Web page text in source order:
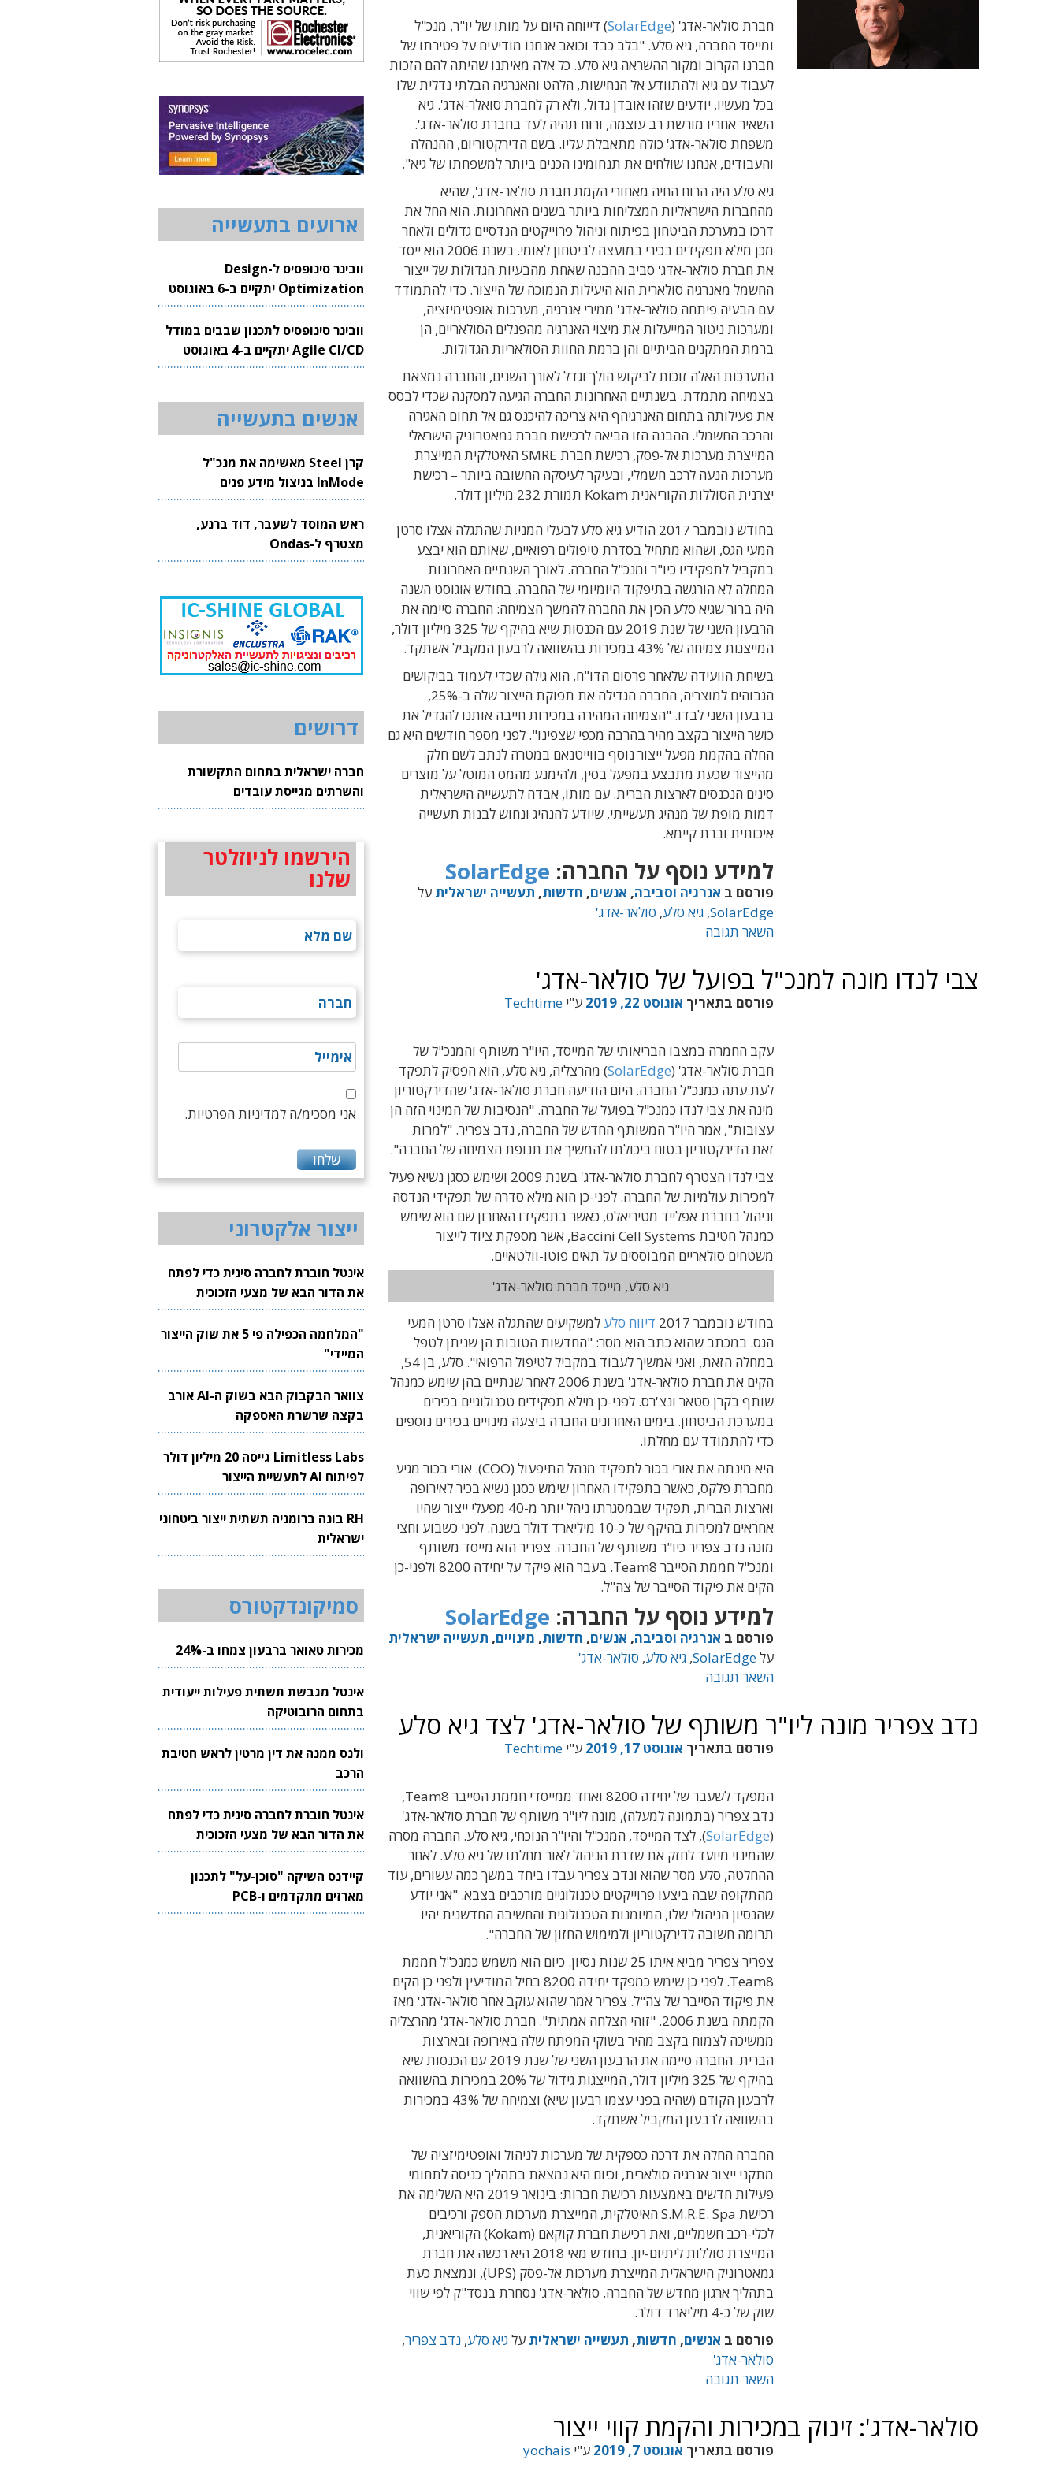
חברת סולאר-אדג' (SolarEdge) דייוחה היום על מותו של יו"ר, מנכ"ל
ומייסד החברה, גיא סלע. "בלב כבד וכואב אנחנו מודיעים על פטירתו של
חברנו הקרוב ומקור ההשראה גיא סלע. כל אלה מאיתנו שהיתה להם הזכות
לעבוד עם גיא ולהתוודע אל הנחישות, הלהט והאנרגיה הבלתי נדלית שלו
בכל מעשיו, יודעים שזהו אובדן גדול, ולא רק לחברת סואלר-אדג'. גיא
השאיר אחריו מורשת רב עוצמה, ורוח תהיה לעד בחברת סולאר-אדג'.
משפחת סולאר-אדג' כולה מתאבלת עליו. בשם הדירקטוריום, ההנהלה
והעבודים, אנחנו שולחים את תנחומינו הכנים ביותר למשפחתו של גיא".
גיא סלע היה הרוח החיה מאחורי הקמת חברת סולאר-אדג', שהיא
מהחברות הישראליות המצליחות ביותר בשנים האחרונות. הוא החל את
דרכו במערכת הביטחון בפיתוח וניהול פרוייקטים הנדסיים גדולים ולאחר
מכן מילא תפקידים בכירי במועצה לביטחון לאומי. בשנת 2006 הוא ייסד
את חברת סולאר-אדג' סביב ההבנה שאחת מהבעיות הגדולות של ייצור
החשמל מאנרגיה סולארית הוא היעילות הנמוכה של הייצור. כדי להתמודד
עם הבעיה פיתחה סולאר-אדג' ממירי אנרגיה, מערכות אופטימיזציה,
ומערכות ניטור המייעלות את מיצוי האנרגיה מהפנלים הסולאריים, הן
ברמת המתקנים הביתיים והן ברמת החוות הסולאריות הגדולות.
המערכות האלה זוכות לביקוש הולך וגדל לאורך השנים, והחברה נמצאת
בצמיחה מתמדת. בשנתיים האחרונות החברה הגיעה למסקנה שכדי לבסס
את פעילותה בתחום האנרגיהף היא צריכה להיכנס גם אל תחום האגירה
והרכב החשמלי. ההבנה הזו הביאה לרכישת חברת גמאטרוניק הישראלי
המייצרת מערכות אל-פסק, רכישת חברת SMRE האיטלקית המייצרת
מערכות הנעה לרכב חשמלי, ובעיקר לעיסקה החשובה ביותר – רכישת
יצרנית הסוללות הקוריאנית Kokam תמורת 232 מיליון דולר.
בחודש נובמבר 2017 הודיע גיא סלע לבעלי המניות שהתגלה אצלו סרטן
המעי הגס, ושהוא מתחיל בסדרת טיפולים רפואיים, שאותם הוא יבצע
במקביל לתפקידיו כיו"ר ומנכ"ל החברה. לאורך השנתיים האחרונות
המחלה לא הורגשה בתיפקוד היומיומי של החברה. בחודש אוגוסט השנה
היה ברור שגיא סלע הכין את החברה להמשך הצמיחה: החברה סיימה את
הרבעון השני של שנת 2019 עם הכנסות שיא בהיקף של 325 מיליון דולר,
המייצגות צמיחה של 43% במכירות בהשוואה לרבעון המקביל אשתקד.
בשיחת הוועידה שלאחר פרסום הדו"ח, הוא גילה שכדי לעמוד בביקושים
הגבוהים למוצריה, החברה הגדילה את תפוקת הייצור שלה ב-25%,
ברבעון השני לבדו. "הצמיחה המהירה במכירות חייבה אותנו להגדיל את
כושר הייצור בקצב מהיר בהרבה מכפי שצפינו". לפני מספר חודשים היא גם
החלה בהקמת מפעל ייצור נוסף בווייטנאם במטרה לנתב לשם חלק
מהייצור שכעת מתבצע במפעל בסין, ולהימנע מהמס המוטל על מוצרים
סינים הנכנסים לארצות הברית. עם מותו, אבדה לתעשייה הישראלית
דמות מופת של מנהיג תעשייתי, שיודע להנהיג ונחוש לבנות תעשייה
איכותית וברת קיימא.
למידע נוסף על החברה: SolarEdge
פורסם ב אנרגיה וסביבה, אנשים, חדשות, תעשייה ישראלית על
SolarEdge
, גיא סלע, סולאר-אדג'
השאר תגובה
צבי לנדו מונה למנכ"ל בפועל של סולאר-אדג'
פורסם בתאריך אוגוסט 22, 2019 ע"י Techtime
עקב החמרה במצבו הבריאותי של המייסד, היו"ר משותף והמנכ"ל של
חברת סולאר-אדג' (SolarEdge) מהרצליה, גיא סלע, הוא הפסיק לתפקד
לעת עתה כמנכ"ל החברה. היום הודיעה חברת סולאר-אדג' שהדירקטוריון
מינה את צבי לנדו כמנכ"ל בפועל של החברה. "הנסיבות של המינוי הזה הן
עצובות", אמר היו"ר המשותף החדש של החברה, נדב צפריר. "למרות
זאת הדירקטוריון בטוח ביכולתו להמשיך את תנופת הצמיחה של החברה".
צבי לנדו הצטרף לחברת סולאר-אדג' בשנת 2009 ושימש כסגן נשיא פעיל
למכירות עולמיות של החברה. לפני-כן הוא מילא סדרה של תפקידי הנדסה
וניהול בחברת אפלייד מטיריאלס, כאשר בתפקידו האחרון שם הוא שימש
כמנהל חטיבת Baccini Cell Systems, אשר מספקת ציוד לייצור
משטחים סולאריים המבוססים על תאים פוטו-וולטאיים.
גיא סלע, מייסד חברת סולאר-אדג'
בחודש נובמבר 2017 דיווח סלע למשקיעים שהתגלה אצלו סרטן המעי
הגס. במכתב שהוא כתב הוא מסר: "החדשות הטובות הן שניתן לטפל
במחלה הזאת, ואני אמשיך לעבוד במקביל לטיפול הרפואי". סלע, בן 54,
הקים את חברת סולאר-אדג' בשנת 2006 לאחר שנתיים בהן שימש כמנהל
שותף בקרן סטאר ונצ'רס. לפני-כן מילא תפקידים טכנולוגיים בכירים
במערכת הביטחון. בימים האחרונים החברה ביצעה מינויים בכירים נוספים
כדי להתמודד עם מחלתו.
היא מינתה את אורי בכור לתפקיד מנהל התיפעול (COO). אורי בכור מגיע
מחברת פלקס, כאשר בתפקידו האחרון שימש כסגן נשיא בכיר לאירופה
וארצות הברית, תפקיד שבמסגרתו ניהל יותר מ-40 מפעלי ייצור שהיו
אחראים למכירות בהיקף של כ-10 מיליארד דולר בשנה. לפני כשבוע וחצי
מונה נדב צפריר כיו"ר משותף של החברה. צפריר הוא מייסד משותף
ומנכ"ל חממת הסייבר Team8. בעבר הוא פיקד על יחידה 8200 ולפני-כן
הקים את פיקוד הסייבר של צה"ל.
למידע נוסף על החברה: SolarEdge
פורסם ב אנרגיה וסביבה, אנשים, חדשות, מינויים, תעשייה ישראלית
עלSolarEdge
, גיא סלע, סולאר-אדג'
השאר תגובה
נדב צפריר מונה ליו"ר משותף של סולאר-אדג' לצד גיא סלע
פורסם בתאריך אוגוסט 17, 2019 ע"י Techtime
המפקד לשעבר של יחידה 8200 ואחד ממייסדי חממת הסייבר Team8,
נדב צפריר (בתמונה למעלה), מונה ליו"ר משותף של חברת סולאר-אדג'
(
SolarEdge), לצד המייסד, המנכ"ל והיו"ר הנוכחי, גיא סלע. החברה מסרה
שהמינוי מיועד לחזק את שדרת הניהול לאור מחלתו של גיא סלע. לאחר
ההחלטה, סלע מסר שהוא ונדב צפריר עבדו ביחד במשך כמה עשורים, עוד
מהתקופה שבה ביצעו פרוייקטים טכנולוגיים מורכבים בצבא. "אני יודע
שהנסיון הניהולי שלו, המיומנות הטכנולוגית והחשיבה החדשנית יהיו
תרומה חשובה לדירקטוריון ולמימוש החזון של החברה".
צפריר צפריר מביא איתו 25 שנות נסיון. כיום הוא משמש כמנכ"ל חממת
Team8. לפני כן שימש כמפקד יחידה 8200 בחיל המודיעין ולפני כן הקים
את פיקוד הסייבר של צה"ל. צפריר אמר שהוא עוקב אחר סולאר-אדג' מאז
הקמתה בשנת 2006. "זוהי הצלחה אמתית". חברת סולאר-אדג' מהרצליה
ממשיכה לצמוח בקצב מהיר בשוקי המפתח שלה באירופה ובארצות
הברית. החברה סיימה את הרבעון השני של שנת 2019 עם הכנסות שיא
בהיקף של 325 מיליון דולר, המייצגות גידול של 20% במכירות בהשוואה
לרבעון הקודם (שהיה בפני עצמו רבעון שיא) וצמיחה של 43% במכירות
בהשוואה לרבעון המקביל אשתקד.
החברה החלה את דרכה כספקית של מערכות לניהול ואופטימיזציה של
מתקני ייצור אנרגיה סולארית, וכיום היא נמצאת בתהליך כניסה לתחומי
פעילות חדשים באמצעות רכישת חברות: בינואר 2019 היא השלימה את
רכישת S.M.R.E. Spaהאיטלקית, המייצרת מערכות הספק ורכיבים
לכלי-רכב חשמליים, ואת רכישת חברת קוקאם (Kokam) הקוריאנית,
המייצרת סוללות ליתיום-יון. בחודש מאי 2018 היא רכשה את חברת
גמאטרוניק הישראלית המייצרת מערכות אל-פסק (UPS), ונמצאת כעת
בתהליך ארגון מחדש של החברה. סולאר-אדג' נסחרת בנסד"ק לפי שווי
שוק של כ-4 מיליארד דולר.
פורסם ב אנשים, חדשות, תעשייה ישראלית עלגיא סלע, נדב צפריר,
סולאר-אדג'
השאר תגובה
סולאר-אדג': זינוק במכירות והקמת קווי ייצור
פורסם בתאריך אוגוסט 7, 2019 ע"י yochais
ארועים בתעשייה
וובינר סינופסיס ל-Design
Optimization יתקיים ב-6 באוגוסט
2026
וובינר סינופסיס לתכנון שבבים במודל
Agile CI/CD יתקיים ב-4 באוגוסט
2026
אנשים בתעשייה
קרן Steel מאשימה את מנכ"ל
InMode בניצול מידע פנים
ראש המוסד לשעבר, דוד ברנע,
מצטרף ל-Ondas
דרושים
חברה ישראלית בתחום התקשורת
והשרתים מגייסת עובדים
הירשמו לניוזלטר
שלנו
אני מסכימ/ה למדיניות הפרטיות.
ייצור אלקטרוני
אינטל חוברת לחברה סינית כדי לפתח
את הדור הבא של מצעי הזכוכית
לשבבים
"המלחמה הכפילה פי 5 את שוק הייצור
המיידי"
צוואר הבקבוק הבא בשוק ה-AI אורב
בקצה שרשרת האספקה
Limitless Labs גייסה 20 מיליון דולר
לפיתוח AI לתעשיית הייצור
RH בונה ברומניה תשתית ייצור ביטחוני
ישראלית
סמיקונדקטורס
מכירות טאואר ברבעון צמחו ב-24%
אינטל מגבשת תשתית פעילות ייעודית
בתחום הרובוטיקה
ולנס ממנה את דין מרטין לראש חטיבת
הרכב
אינטל חוברת לחברה סינית כדי לפתח
את הדור הבא של מצעי הזכוכית
לשבבים
קיידנס השיקה "סוכן-על" לתכנון
מארזים מתקדמים ו-PCB